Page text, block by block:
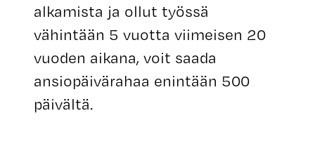
alkamista ja ollut työssä
vähintään 5 vuotta viimeisen 20
vuoden aikana, voit saada
ansiopäivärahaa enintään 500
päivältä.